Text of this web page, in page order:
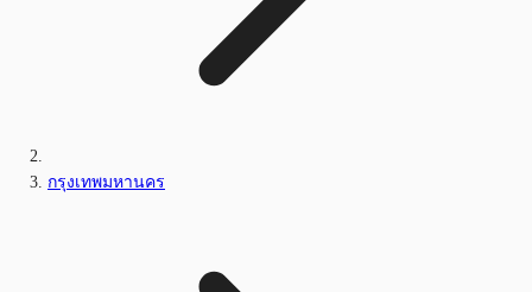
กรุงเทพมหานคร